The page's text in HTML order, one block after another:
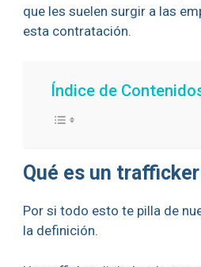
que les suelen surgir a las
esta contratación.
Índice de
Qué es un
Por si todo esto te pilla de
la definición.